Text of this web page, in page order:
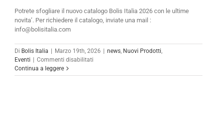
Potrete sfogliare il nuovo catalogo Bolis Italia 2026 con le ultime
novita’. Per richiedere il catalogo, inviate una mail :
info@bolisitalia.com
Di Bolis Italia Marzo 19th, 2026 news, Nuovi Prodotti,
Eventi
Commenti disabilitati
NUOVO
Continua a leggere